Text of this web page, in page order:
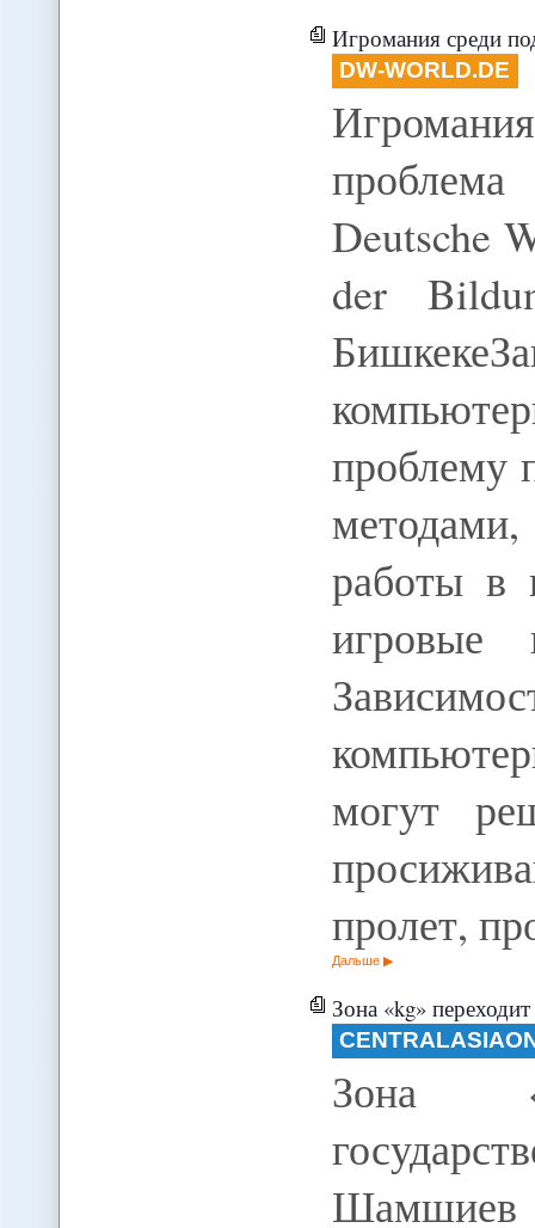
Игромания среди
DW-WORLD.DE
Deutsche
der
проблему
работы в
игровые
могут
пролет,
Дальше
Зона «kg» переходит
Зона